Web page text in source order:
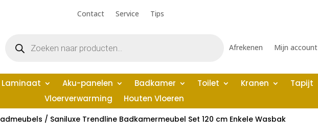
Contact Service Tips
zoeken Afrekenen Mijn account
Laminaat Aku-panelen Badkamer Toilet Kranen Tapijt
Vloerverwarming
Houten Vloeren
/ Saniluxe Trendline Badkamermeubel Set 120 cm Enkele Wasbak